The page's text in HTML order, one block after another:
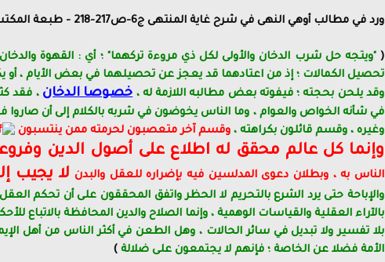
ورد في مطالب أوهي النهى في شرح غاية المنتهى ج6-ص217-218 - طبعة المكتب الإسلامي - دمشق :
( "ويتجه حل شرب الدخان والأولى لكل ذي مروءة تركهما" ؛ أي : القهوة
تحصيل الكمالات ؛ إذ من اعتادهما قد يعجز عن تحصيلهما في بعض الأيام
وقد يلحن بحجته ؛ فيفوته بعض مطالبه اللازمة له ،خصوصا الدخان ، فقد
في شأنه الخواص والعوام ، وما الناس يخوضون في شربه بالكلام إلى أن
وغيره ، وقسم قائلون بكراهته ، وقسم آخر متعصبون لحرمته ممن ينتسبون
وإنما كل عالم محقق له اطلاع على أصول الدين
الناس به ، وبطلان دعوى المدلسين فيه بإضراره للعقل والبدن لا يجيب
والإباحة حتى يرد الشرع بالتحريم لا الحظر واتفق المحققون على أن تحكم
بالآراء العقلية والقياسات الوهمية ، وإنما الصلاح والدين المحافظة
بلا تفسير ولا تبديل في سائر الحالات ، وهل الطعن في أكثر الناس من أهل
الأمة فضلا عن الخاصة ؛ فإنهم لا يجتمعون على ضلالة )